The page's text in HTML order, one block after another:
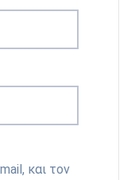
και τον